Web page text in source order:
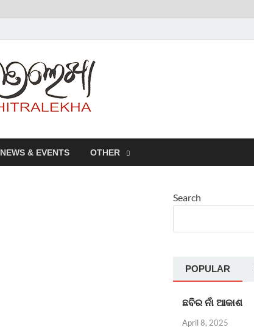
NEWS & EVENTS OTHER
Search
POPULAR
ଛବିର ନାଁ ଆକାଶ
April 8, 2025